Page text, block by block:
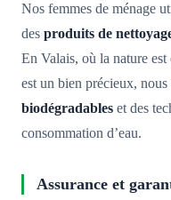
Nos femmes de ménage
des produits de
En Valais, où la nature
est un bien précieux,
biodégradables et des
consommation d’eau.
Assurance et